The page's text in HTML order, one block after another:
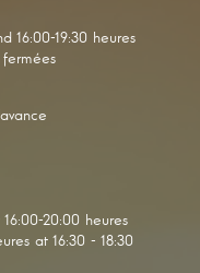
16:00-19:30 heures
20:00 heures
at 16:30 - 18:30